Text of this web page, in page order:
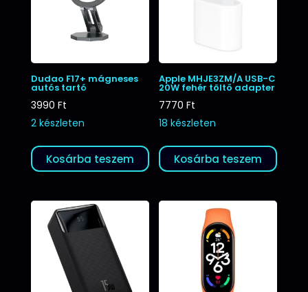
Dudao F17+ mágneses
autós tartó
3990 Ft
2 készleten
Kosárba teszem
Apple MHJE3ZM/A USB-C
20W fehér töltő adapter
7770Ft
18 készleten
Kosárba teszem